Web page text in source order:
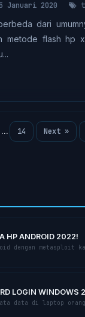
Januari 2020
dari
metode flash hp
... 14 Next »
HP ANDROID 2022!
dеngаn mеtаѕрlоіt
LOGIN WINDOWS
dаtа di lарtор